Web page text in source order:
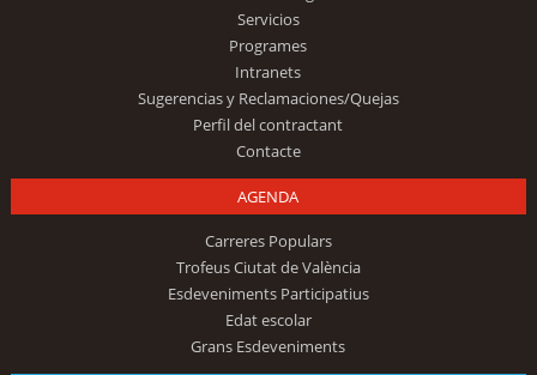
Servicios
Programes
Intranets
Sugerencias y Reclamaciones/Quejas
Perfil del contractant
Contacte
AGENDA
Carreres Populars
Trofeus Ciutat de València
Esdeveniments Participatius
Edat escolar
Grans Esdeveniments